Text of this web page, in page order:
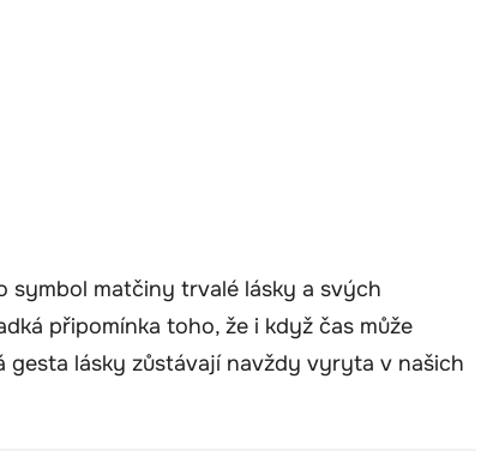
symbol matčiny trvalé lásky a svých
připomínka toho, že i když čas může
lásky zůstávají navždy vyryta v našich